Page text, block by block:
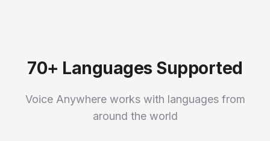
70+ Languages Supported
Voice Anywhere works with languages from
around the world